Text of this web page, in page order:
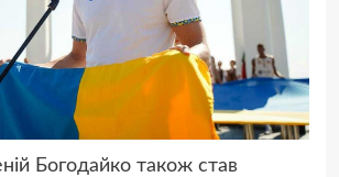
Богодайко також став